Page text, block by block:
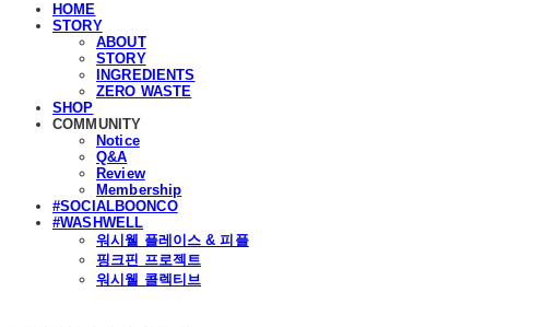
HOME
STORY
ABOUT
STORY
INGREDIENTS
ZERO WASTE
SHOP
COMMUNITY
Notice
Q&A
Review
Membership
#SOCIALBOONCO
#WASHWELL
워시웰 플레이스 & 피플
핑크핀 프로젝트
워시웰 콜렉티브